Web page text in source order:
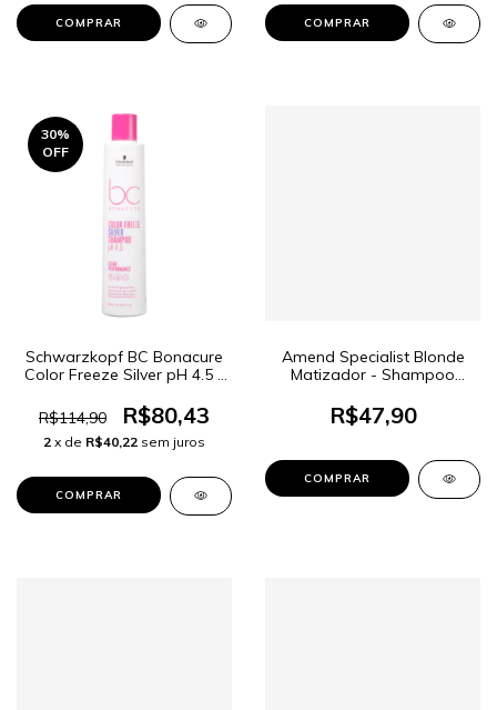
30%
OFF
Schwarzkopf BC Bonacure
Color Freeze Silver pH 4.5 -
250ml
R$114,90 R$80,43
2 x de R$40,22 sem juros
Amend Specialist Blonde
Matizador - Shampoo
R$47,90